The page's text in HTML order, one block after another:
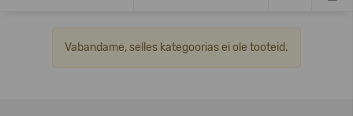
Vabandame, selles kategoorias ei ole tooteid.